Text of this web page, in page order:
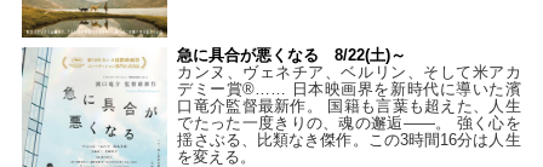
急に具合が悪くなる 8/22(土)～
カンヌ、ヴェネチア、ベルリン、そして米アカ
デミー賞®…… 日本映画界を新時代に導いた濱
口竜介監督最新作。 国籍も言葉も超えた、人生
でたった一度きりの、魂の邂逅――。 強く心を
揺さぶる、比類なき傑作。この3時間16分は人生
を変える。